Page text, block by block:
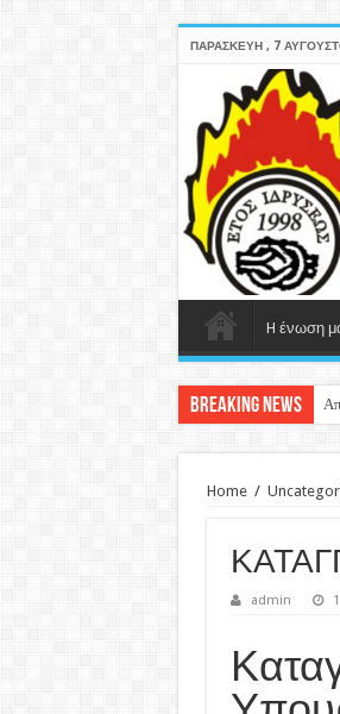
ΠΑΡΑΣΚΕΥΉ , 7
H ένωση
Breaking News
Home /
admin